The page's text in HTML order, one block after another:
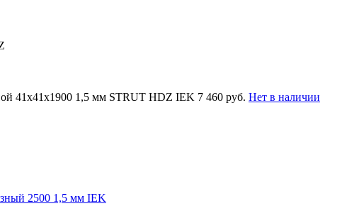
41х41х1900 1,5 мм STRUT HDZ IEK 7 460 руб. Нет в наличии
2500 1,5 мм IEK